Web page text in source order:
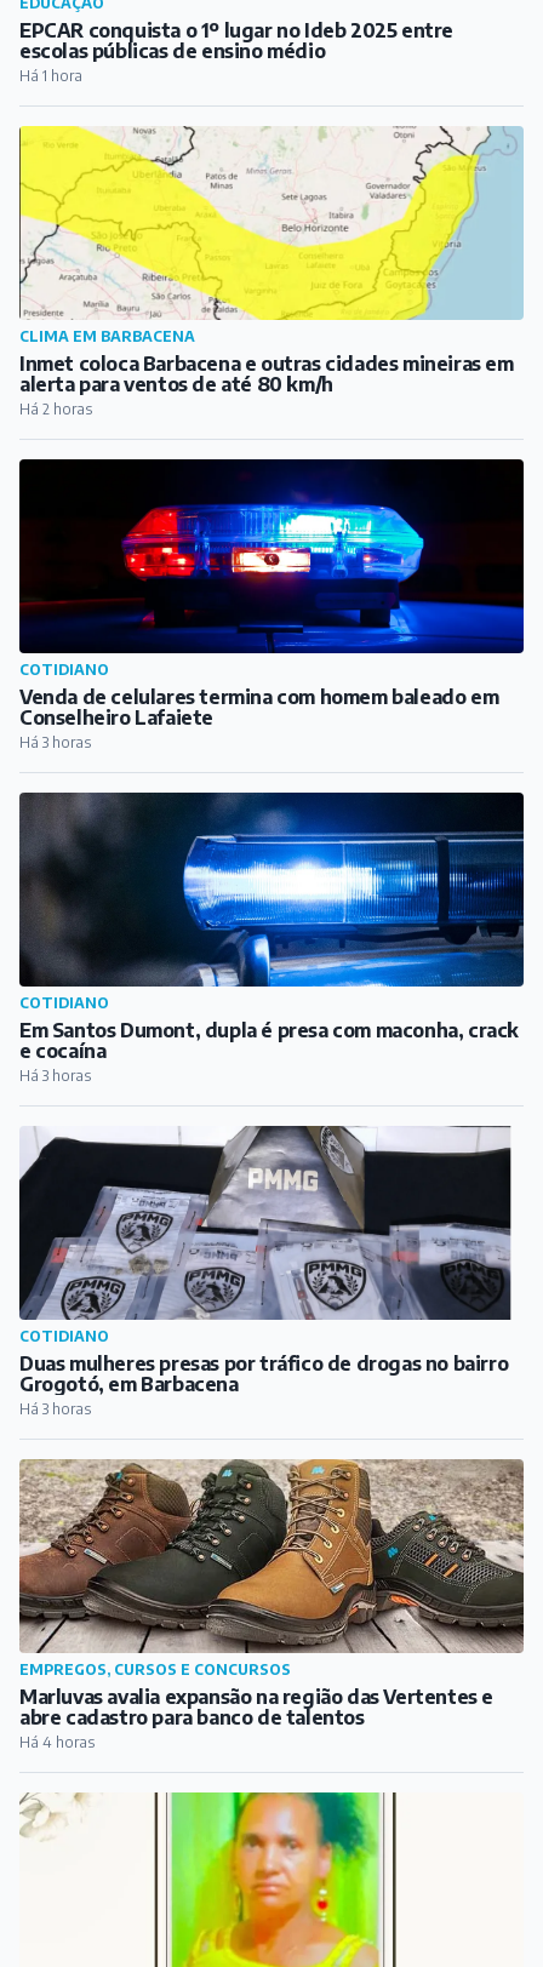
EPCAR conquista o 1º lugar no Ideb 2025 entre
escolas públicas de ensino médio
Há 1 hora
CLIMA EM BARBACENA
Inmet coloca Barbacena e outras cidades mineiras em
alerta para ventos de até 80 km/h
Há 2 horas
COTIDIANO
Venda de celulares termina com homem baleado em
Conselheiro Lafaiete
Há 3 horas
COTIDIANO
Em Santos Dumont, dupla é presa com maconha, crack
e cocaína
Há 3 horas
COTIDIANO
Duas mulheres presas por tráfico de drogas no bairro
Grogotó, em Barbacena
Há 3 horas
EMPREGOS, CURSOS E CONCURSOS
Marluvas avalia expansão na região das Vertentes e
abre cadastro para banco de talentos
Há 4 horas